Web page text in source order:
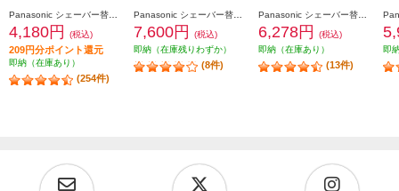
4,180円 (税込)
209円分ポイント還元
即納（在庫あり）
(254件)
7,600円
(税込)
即納（在庫残りわずか）
(8件)
6,278円
(税込)
即納（在庫あり）
(13件)
即